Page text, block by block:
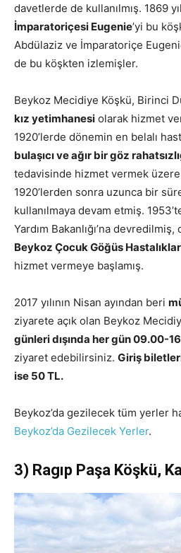
davetlerde de kullanılmış. 1869
İmparatoriçesi Eugenie’yi bu
Abdülaziz ve İmparatoriçe
de bu köşkten izlemişler.
Beykoz Mecidiye Köşkü, Birinci
kız yetimhanesi olarak hizmet
1920’lerde dönemin en belalı
bulaşıcı ve ağır bir göz
tedavisinde hizmet vermek üzere
1920’lerden sonra uzunca bir
kullanılmaya devam etmiş.
Yardım Bakanlığı’na
Beykoz Çocuk Göğüs
hizmet vermeye başlamış.
2017 yılının Nisan ayından beri
ziyarete açık olan Beykoz
günleri dışında her gün 09.00-
ziyaret edebilirsiniz. Giriş
ise 50 TL.
Beykoz’da gezilecek tüm yerler
Beykoz’da Gezilecek Yerler.
3) Ragıp Paşa Köşkü,